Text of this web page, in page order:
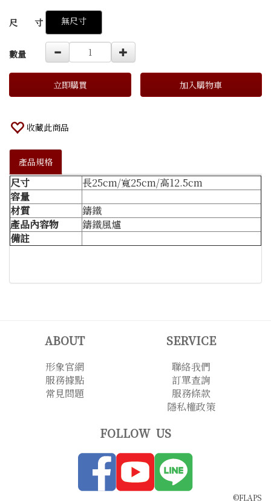
GOODS000000000000000000116
尺 寸 無尺寸
數量
立即購買 加入購物車
收藏此商品
產品規格
尺寸
長25cm/寬25cm/高12.5cm
容量
材質
鑄鐵
產品內容物
鑄鐵風爐
備註
ABOUT SERVICE
形象官網
聯絡我們
服務據點
訂單查詢
常見問題
服務條款
隱私權政策
FOLLOW US
©FLAPS